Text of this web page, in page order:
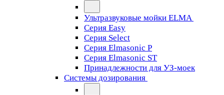
Ультразвуковые мойки ELMA
Серия Easy
Серия Select
Серия Elmasonic P
Серия Elmasonic ST
Принадлежности для УЗ-моек
Системы дозирования